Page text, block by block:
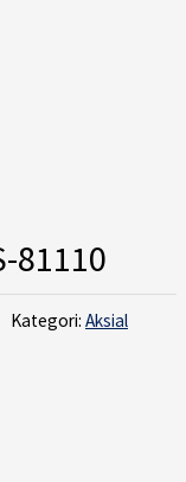
81110
Kategori: Aksial